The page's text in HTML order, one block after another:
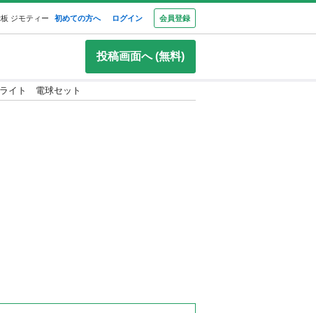
ジモティー 初めての方へ ログイン 会員登録
投稿画面へ (無料)
イト 電球セット